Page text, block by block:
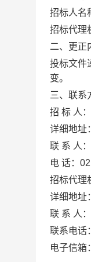
招标人名
招标代理
二、更正
投标文件
变。
三、联系
招 标 人
详细地址
联 系 人
电 话：
招标代理
详细地址
联 系 人
联系电话：
电子信箱：